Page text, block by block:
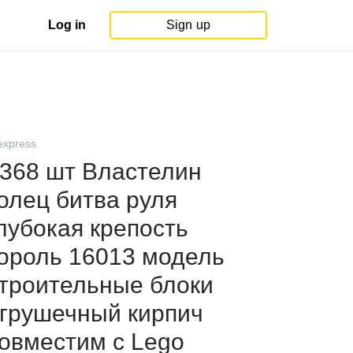
Log in Sign up
шт Властелин
битва руля
крепость
16013 модель
блоки
кирпич
с Lego